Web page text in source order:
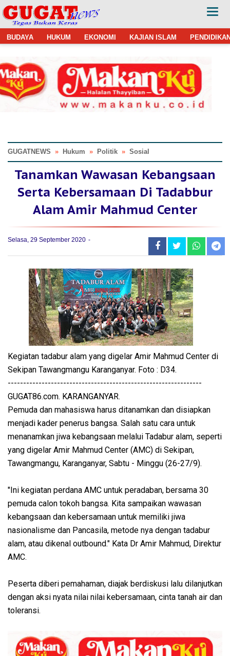
BUDAYA HUKUM EKONOMI KAJIAN ISLAM
GUGATNEWS » Hukum » Politik » Sosial
Tanamkan Wawasan Kebangsaan
Serta Kebersamaan Di Tadabbur
Alam Amir Mahmud Center
Selasa, 29 September 2020
Kegiatan tadabur alam yang digelar Amir Mahmud Center di
Sekipan Tawangmangu Karanganyar. Foto : D34.
---------------------------------------------------------------
GUGAT86.com. KARANGANYAR.
Pemuda dan mahasiswa harus ditanamkan dan disiapkan
menjadi kader penerus bangsa. Salah satu cara untuk
menanamkan jiwa kebangsaan melalui Tadabur alam, seperti
yang digelar Amir Mahmud Center (AMC) di Sekipan,
Tawangmangu, Karanganyar, Sabtu - Minggu (26-27/9).
"Ini kegiatan perdana AMC untuk peradaban, bersama 30
pemuda calon tokoh bangsa. Kita sampaikan wawasan
kebangsaan dan kebersamaan untuk memiliki jiwa
nasionalisme dan Pancasila, metode nya dengan tadabur
alam, atau dikenal outbound." Kata Dr Amir Mahmud, Direktur
AMC.
Peserta diberi pemahaman, diajak berdiskusi lalu dilanjutkan
dengan aksi nyata nilai nilai kebersamaan, cinta tanah air dan
toleransi.